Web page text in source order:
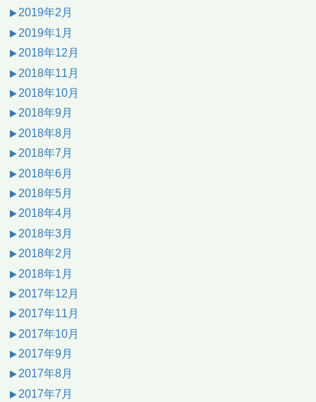
2019年2月
2019年1月
2018年12月
2018年11月
2018年10月
2018年9月
2018年8月
2018年7月
2018年6月
2018年5月
2018年4月
2018年3月
2018年2月
2018年1月
2017年12月
2017年11月
2017年10月
2017年9月
2017年8月
2017年7月